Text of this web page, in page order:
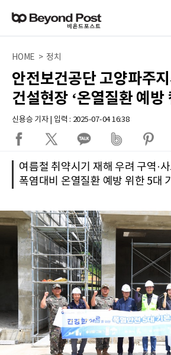
HOME > 정치
안전보건공단 고양파주
건설현장 ‘온열질환 예방
신용승 기자 | 입력 : 2025-07-04 16:38
여름철 취약시기 재해 우려 구역·
폭염대비 온열질환 예방 위한 5대